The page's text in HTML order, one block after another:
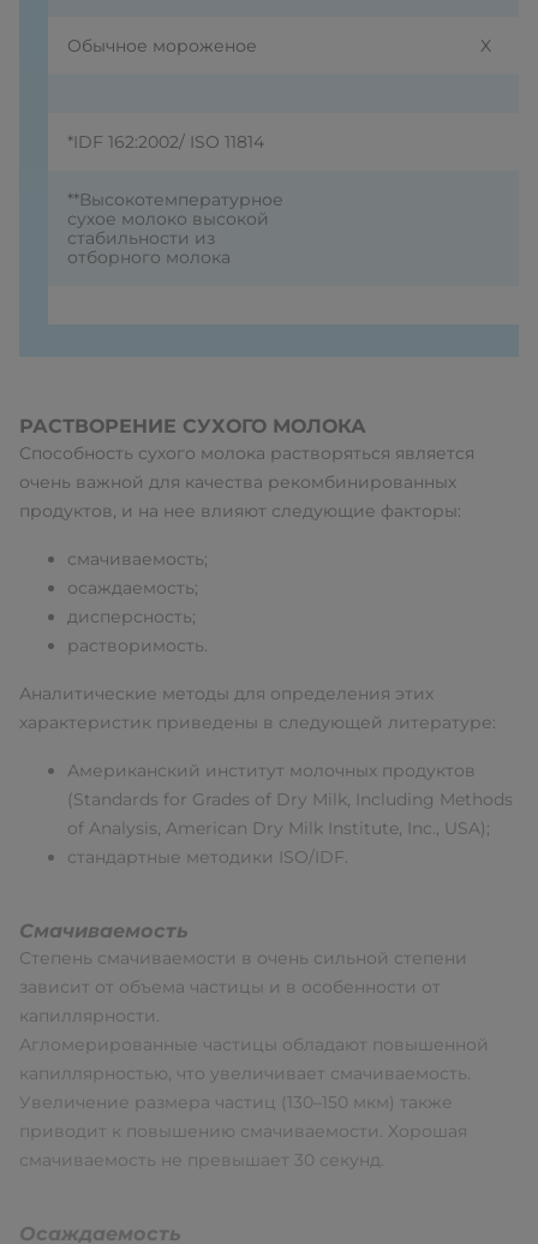
Обычное мороженое X
*IDF 162:2002/ ISO 11814
**Высокотемпературное
сухое молоко высокой
стабильности из
отборного молока
РАСТВОРЕНИЕ СУХОГО МОЛОКА
Способность сухого молока растворяться является
очень важной для качества рекомбинированных
продуктов, и на нее влияют следующие факторы:
смачиваемость;
осаждаемость;
дисперсность;
растворимость.
Аналитические методы для определения этих
характеристик приведены в следующей литературе:
Американский институт молочных продуктов
(Standards for Grades of Dry Milk, Including Methods
of Analysis, American Dry Milk Institute, Inc., USA);
стандартные методики ISO/IDF.
Смачиваемость
Степень смачиваемости в очень сильной степени
зависит от объема частицы и в особенности от
капиллярности.
Агломерированные частицы обладают повышенной
капиллярностью, что увеличивает смачиваемость.
Увеличение размера частиц (130–150 мкм) также
приводит к повышению смачиваемости. Хорошая
смачиваемость не превышает 30 секунд.
Осаждаемость